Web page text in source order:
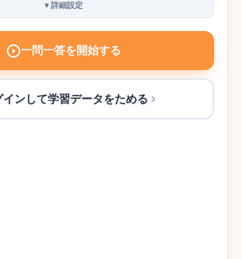
▾詳細設定
一問一答を開始する
インして学習データをためる